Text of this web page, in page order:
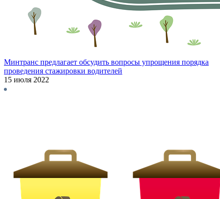
Минтранс предлагает обсудить вопросы упрощения порядка
проведения стажировки водителей
15 июля 2022